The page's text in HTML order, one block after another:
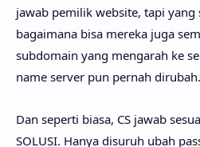
jawab pemilik website, tapi yang
bagaimana bisa mereka juga
subdomain yang mengarah ke
name server pun pernah dirubah.
Dan seperti biasa, CS jawab
SOLUSI. Hanya disuruh ubah